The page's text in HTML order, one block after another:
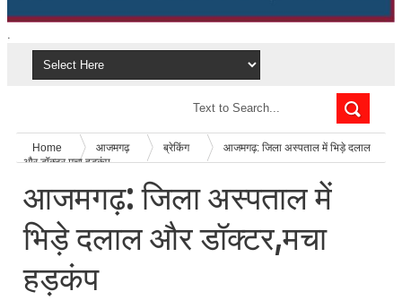
.
Home आजमगढ़ ब्रेकिंग
आजमगढ़: जिला अस्पताल में भिड़े दलाल
और डॉक्टर,मचा हड़कंप
आजमगढ़: जिला अस्पताल में
भिड़े दलाल और डॉक्टर,मचा
हड़कंप